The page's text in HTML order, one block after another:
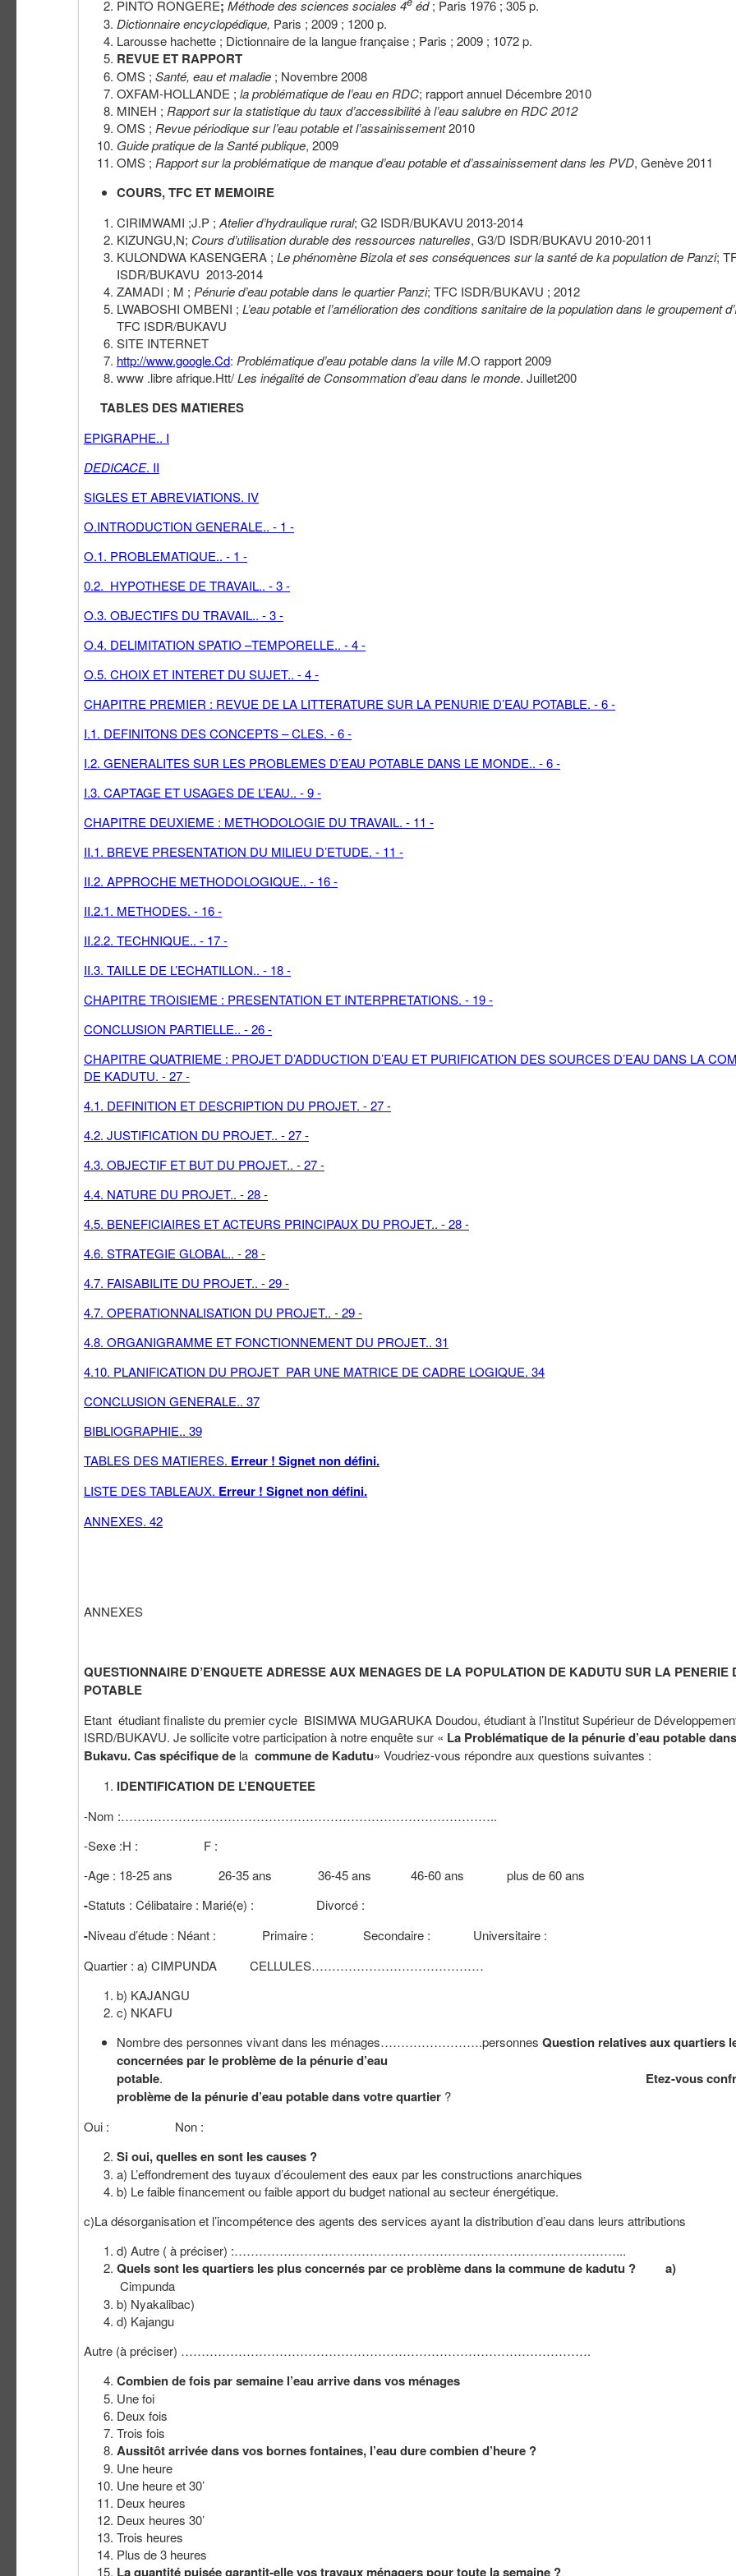
PINTO RONGERE; Méthode des sciences sociales 4 éd; Paris 1976 ; 305 p.
Dictionnaire encyclopédique, Paris ; 2009 ; 1200 p.
Larousse hachette ; Dictionnaire de la langue française ; Paris ; 2009 ; 1072 p.
REVUE ET RAPPORT
OMS ; Santé, eau et maladie ; Novembre 2008
OXFAM-HOLLANDE ; la problématique de l’eau en RDC; rapport annuel Décembre 2010
MINEH ; Rapport sur la statistique du taux d’accessibilité à l’eau salubre en RDC 2012
OMS ; Revue périodique sur l’eau potable et l’assainissement2010
Guide pratique de la Santé publique, 2009
OMS ; Rapport sur la problématique de manque d’eau potable et d’assainissement dans les PVD, Genève 2011
COURS, TFC ET MEMOIRE
CIRIMWAMI ;J.P ; Atelier d’hydraulique rural; G2 ISDR/BUKAVU 2013-2014
KIZUNGU,N; Cours d’utilisation durable des ressources naturelles, G3/D ISDR/BUKAVU 2010-2011
KULONDWA KASENGERA ; Le phénomène Bizola et ses conséquences sur la santé de ka population de Panzi;
ISDR/BUKAVU 2013-2014
ZAMADI ; M ; Pénurie d’eau potable dans le quartier Panzi; TFC ISDR/BUKAVU ; 2012
LWABOSHI OMBENI ; L’eau potable et l’amélioration des conditions sanitaire de la population dans le groupement
TFC ISDR/BUKAVU
SITE INTERNET
http://www.google.Cd: Problématique d’eau potable dans la ville M.O rapport 2009
www .libre afrique.Htt/Les inégalité de Consommation d’eau dans le monde. Juillet200
TABLES DES MATIERES
EPIGRAPHE.. I
DEDICACE. II
SIGLES ET ABREVIATIONS. IV
O.INTRODUCTION GENERALE.. - 1 -
O.1. PROBLEMATIQUE.. - 1 -
0.2. HYPOTHESE DE TRAVAIL.. - 3 -
O.3. OBJECTIFS DU TRAVAIL.. - 3 -
O.4. DELIMITATION SPATIO –TEMPORELLE.. - 4 -
O.5. CHOIX ET INTERET DU SUJET.. - 4 -
CHAPITRE PREMIER : REVUE DE LA LITTERATURE SUR LA PENURIE D’EAU POTABLE. - 6 -
I.1. DEFINITONS DES CONCEPTS – CLES. - 6 -
I.2. GENERALITES SUR LES PROBLEMES D’EAU POTABLE DANS LE MONDE.. - 6 -
I.3. CAPTAGE ET USAGES DE L’EAU.. - 9 -
CHAPITRE DEUXIEME : METHODOLOGIE DU TRAVAIL. - 11 -
II.1. BREVE PRESENTATION DU MILIEU D’ETUDE. - 11 -
II.2. APPROCHE METHODOLOGIQUE.. - 16 -
II.2.1. METHODES. - 16 -
II.2.2. TECHNIQUE.. - 17 -
II.3. TAILLE DE L’ECHATILLON.. - 18 -
CHAPITRE TROISIEME : PRESENTATION ET INTERPRETATIONS. - 19 -
CONCLUSION PARTIELLE.. - 26 -
CHAPITRE QUATRIEME : PROJET D’ADDUCTION D’EAU ET PURIFICATION DES SOURCES D’EAU DANS LA
DE KADUTU. - 27 -
4.1. DEFINITION ET DESCRIPTION DU PROJET. - 27 -
4.2. JUSTIFICATION DU PROJET.. - 27 -
4.3. OBJECTIF ET BUT DU PROJET.. - 27 -
4.4. NATURE DU PROJET.. - 28 -
4.5. BENEFICIAIRES ET ACTEURS PRINCIPAUX DU PROJET.. - 28 -
4.6. STRATEGIE GLOBAL.. - 28 -
4.7. FAISABILITE DU PROJET.. - 29 -
4.7. OPERATIONNALISATION DU PROJET.. - 29 -
4.8. ORGANIGRAMME ET FONCTIONNEMENT DU PROJET.. 31
4.10. PLANIFICATION DU PROJET PAR UNE MATRICE DE CADRE LOGIQUE. 34
CONCLUSION GENERALE.. 37
BIBLIOGRAPHIE.. 39
TABLES DES MATIERES. Erreur ! Signet non défini.
LISTE DES TABLEAUX. Erreur ! Signet non défini.
ANNEXES. 42
ANNEXES
QUESTIONNAIRE D’ENQUETE ADRESSE AUX MENAGES DE LA POPULATION DE KADUTU SUR LA PENERIE
POTABLE
Etant étudiant finaliste du premier cycle BISIMWA MUGARUKA Doudou, étudiant à l’Institut Supérieur de
ISRD/BUKAVU. Je sollicite votre participation à notre enquête sur « La Problématique de la pénurie d’eau potable
Bukavu. Cas spécifique de la commune de Kadutu» Voudriez-vous répondre aux questions suivantes :
IDENTIFICATION DE L’ENQUETEE
-Nom :………………………………………………………………………………..
-Sexe :H : F :
-Age : 18-25 ans 26-35 ans 36-45 ans 46-60 ans plus de 60 ans
-Statuts : Célibataire : Marié(e) : Divorcé :
-Niveau d’étude : Néant : Primaire : Secondaire : Universitaire :
Quartier : a) CIMPUNDA CELLULES……………………………………
b) KAJANGU
c) NKAFU
Nombre des personnes vivant dans les ménages…………………….personnes Question relatives aux quartiers
concernées par le problème de la pénurie d’eau
potable. Etez-vous
problème de la pénurie d’eau potable dans votrequartier ?
Oui : Non :
Si oui, quelles en sont les causes ?
a) L’effondrement des tuyaux d’écoulement des eaux par les constructions anarchiques
b) Le faible financement ou faible apport du budget national au secteur énergétique.
c)La désorganisation et l’incompétence des agents des services ayant la distribution d’eau dans leurs attributions
d) Autre ( à préciser) :…………………………………………………………………………………...
Quels sont les quartiers les plus concernés par ce problème dans la commune de kadutu ? a)
Cimpunda
b) Nyakalibac)
d) Kajangu
Autre (à préciser) ……………………………………………………………………………………….
Combien de fois par semaine l’eau arrive dans vos ménages
Une foi
Deux fois
Trois fois
Aussitôt arrivée dans vos bornes fontaines, l’eau dure combien d’heure ?
Une heure
Une heure et 30’
Deux heures
Deux heures 30’
Trois heures
Plus de 3 heures
La quantité puisée garantit-elle vos travaux ménagers pour toute la semaine ?